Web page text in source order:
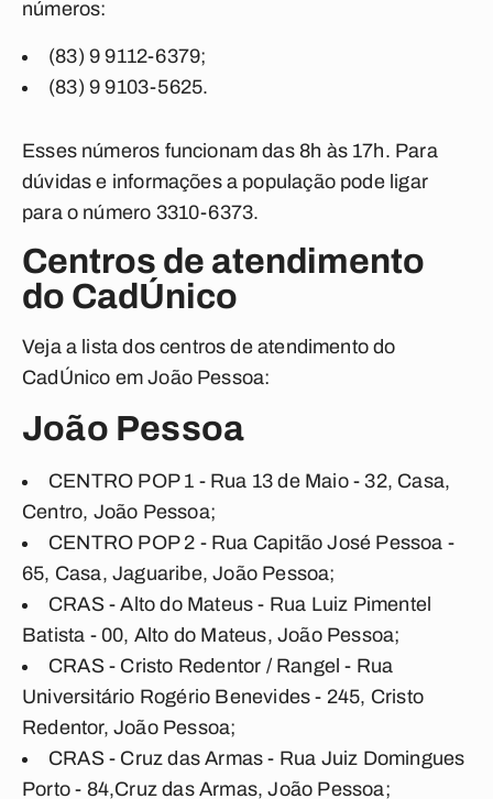
números:
(83) 9 9112-6379;
(83) 9 9103-5625.
Esses números funcionam das 8h às 17h. Para
dúvidas e informações a população pode ligar
para o número 3310-6373.
Centros de atendimento
do CadÚnico
Veja a lista dos centros de atendimento do
CadÚnico em João Pessoa:
João Pessoa
CENTRO POP 1 - Rua 13 de Maio - 32, Casa,
Centro, João Pessoa;
CENTRO POP 2 - Rua Capitão José Pessoa -
65, Casa, Jaguaribe, João Pessoa;
CRAS - Alto do Mateus - Rua Luiz Pimentel
Batista - 00, Alto do Mateus, João Pessoa;
CRAS - Cristo Redentor / Rangel - Rua
Universitário Rogério Benevides - 245, Cristo
Redentor, João Pessoa;
CRAS - Cruz das Armas - Rua Juiz Domingues
Porto - 84,Cruz das Armas, João Pessoa;